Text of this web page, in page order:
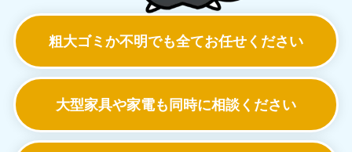
粗大ゴミか不明でも全てお任せください
大型家具や家電も同時に相談ください